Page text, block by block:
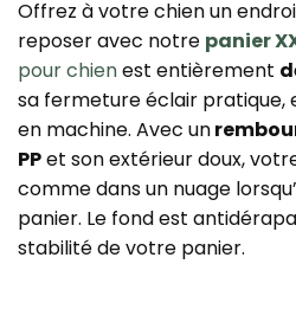
Offrez à votre chien un
reposer avec notre panier
pour chienest entièrement
sa fermeture éclair
en machine. Avec un
PPet son extérieur doux,
comme dans un nuage
panier. Le fond est
stabilité de votre panier.